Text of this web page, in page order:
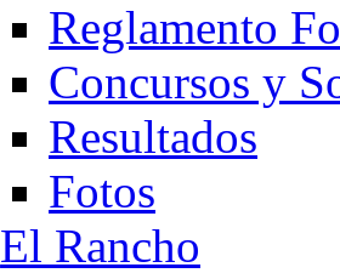
Reglamento
Concursos y
Resultados
Fotos
El Rancho